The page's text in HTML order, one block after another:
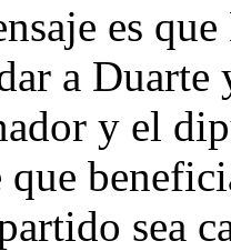
es que
a Duarte
y el
que
sea